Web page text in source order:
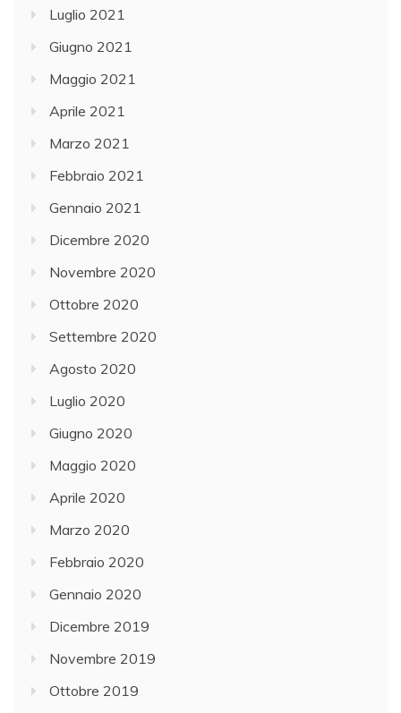
Luglio 2021
Giugno 2021
Maggio 2021
Aprile 2021
Marzo 2021
Febbraio 2021
Gennaio 2021
Dicembre 2020
Novembre 2020
Ottobre 2020
Settembre 2020
Agosto 2020
Luglio 2020
Giugno 2020
Maggio 2020
Aprile 2020
Marzo 2020
Febbraio 2020
Gennaio 2020
Dicembre 2019
Novembre 2019
Ottobre 2019